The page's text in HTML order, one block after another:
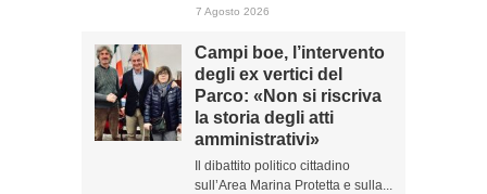
7 Agosto 2026
Campi boe, l’intervento
degli ex vertici del
Parco: «Non si riscriva
la storia degli atti
amministrativi»
Il dibattito politico cittadino
sull’Area Marina Protetta e sulla...